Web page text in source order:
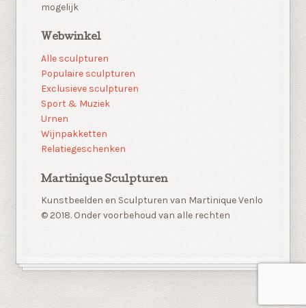
mogelijk
Webwinkel
Alle sculpturen
Populaire sculpturen
Exclusieve sculpturen
Sport & Muziek
Urnen
Wijnpakketten
Relatiegeschenken
Martinique Sculpturen
Kunstbeelden en Sculpturen van Martinique Venlo
© 2018. Onder voorbehoud van alle rechten